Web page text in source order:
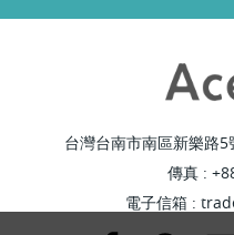
台灣台南市南區新樂路5
傳真 :
電子信箱 :